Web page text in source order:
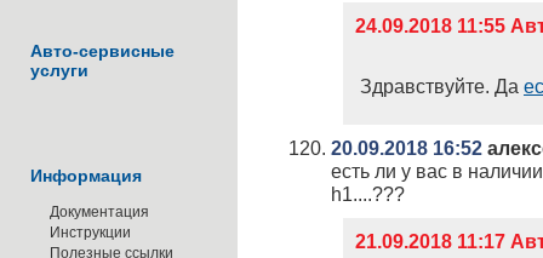
Авто-сервисные
услуги
Информация
Документация
Инструкции
Полезные ссылки
24.09.2018 11:55
Здравствуйте. Да
20.09.2018 16:52
есть ли у вас в
h1....???
21.09.2018 11:17